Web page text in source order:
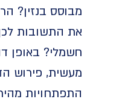
מבוסס בנזין?
את התשובות לכך.
חשמלי? באופן
מעשית, פירוש הדבר
התפתחויות מהירות